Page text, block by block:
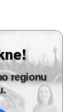
regionu